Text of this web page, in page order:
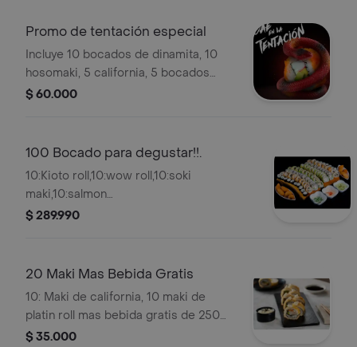
Promo de tentación especial
Incluye 10 bocados de dinamita, 10
hosomaki, 5 california, 5 bocados
apanados, 2 langostinos apanados, 5
$ 60.000
100 Bocado para degustar!!.
10:Kioto roll,10:wow roll,10:soki
maki,10:salmon
skim,10:california,10:philadelfia,10:dinamita,10:apanado
croquetas,1 bebida de la casa 1.ml.
$ 289.990
20 Maki Mas Bebida Gratis
10: Maki de california, 10 maki de
platin roll mas bebida gratis de 250
ml.
$ 35.000